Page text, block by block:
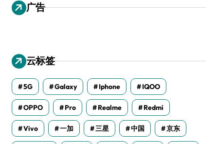
广告
云标签
5G Galaxy Iphone IQOO
OPPO Pro Realme Redmi
Vivo 一加 三星 中国 京东